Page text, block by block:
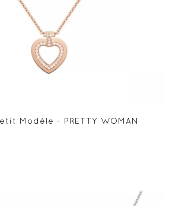
Modèle - PRETTY WOMAN